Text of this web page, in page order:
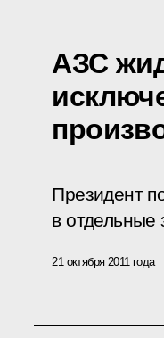
АЗС
Президент
в отдельные
21 октября 2011 года